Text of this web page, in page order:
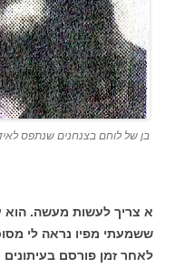
בן של לוחם בצנחנים שנתפס
א צריך לעשות מעשה. הוא
ששמעתי מפיו נראה לי
לאחר זמן פורסם בעיתונים